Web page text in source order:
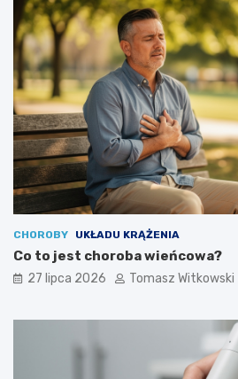
CHOROBY UKŁADU KRĄŻENIA
Co to jest choroba wieńcowa?
27 lipca 2026 Tomasz Witkowski